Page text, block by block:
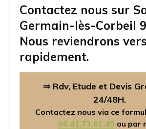
Contactez nous sur
Germain-lès-Corbeil
Nous reviendrons
rapidement.
⇒ Rdv, Etude et Devis
24/48H.
Contactez nous via ce
06.41.73.61.49 ou par